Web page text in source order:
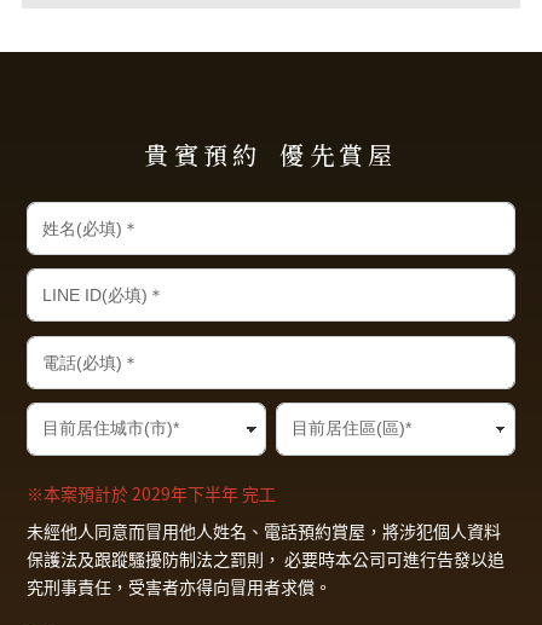
貴賓預約 優先賞屋
※本案預計於2029年下半年完工
未經他人同意而冒用他人姓名、電話預約賞屋，將涉犯個人資料
保護法及跟蹤騷擾防制法之罰則， 必要時本公司可進行告發以追
究刑事責任，受害者亦得向冒用者求償。